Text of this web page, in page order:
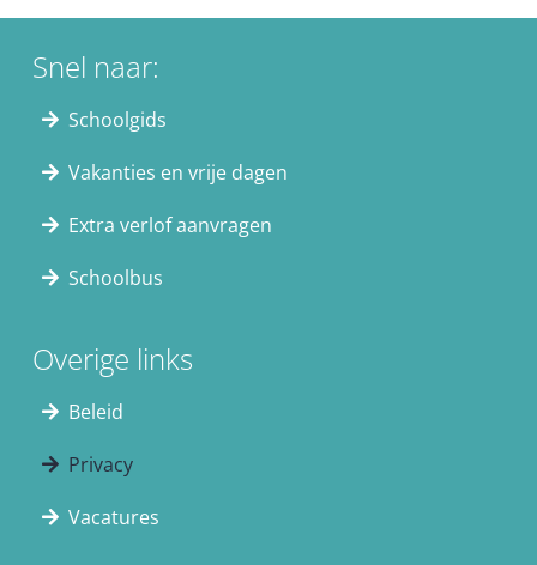
Snel naar:
Schoolgids
Vakanties en vrije dagen
Extra verlof aanvragen
Schoolbus
Overige links
Beleid
Privacy
Vacatures